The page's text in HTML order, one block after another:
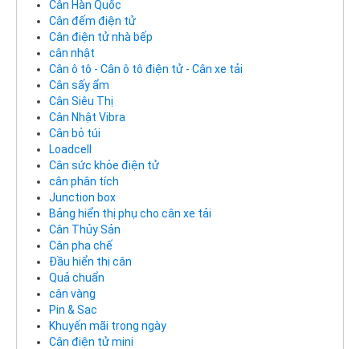
Cân Hàn Quốc
Cân đếm điện tử
Cân điện tử nhà bếp
cân nhật
Cân ô tô - Cân ô tô điện tử - Cân xe tải
Cân sấy ẩm
Cân Siêu Thị
Cân Nhật Vibra
Cân bỏ túi
Loadcell
Cân sức khỏe điện tử
cân phân tích
Junction box
Bảng hiển thị phụ cho cân xe tải
Cân Thủy Sản
Cân pha chế
Đầu hiển thị cân
Quả chuẩn
cân vàng
Pin & Sac
Khuyến mãi trong ngày
Cân điện tử mini